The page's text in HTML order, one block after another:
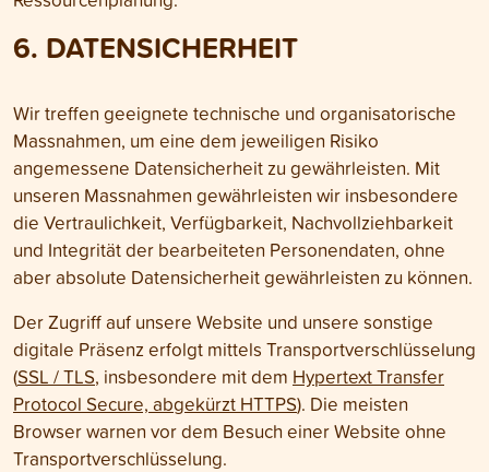
6. DATEN­SICHERHEIT
Wir treffen geeignete technische und organisatorische
Mass­nahmen, um eine dem jeweiligen Risiko
angemessene Daten­sicherheit zu gewähr­leisten. Mit
unseren Mass­nahmen gewähr­leisten wir insbesondere
die Ver­traulichkeit, Ver­fügbarkeit, Nach­vollzieh­barkeit
und Integrität der bearbeiteten Personen­daten, ohne
aber absolute Daten­sicherheit gewährleisten zu können.
Der Zugriff auf unsere Website und unsere sonstige
digitale Präsenz erfolgt mittels Transport­verschlüsselung
(SSL / TLS, insbesondere mit dem Hypertext Transfer
Protocol Secure, abgekürzt HTTPS). Die meisten
Browser warnen vor dem Besuch einer Website ohne
Transport­verschlüsselung.